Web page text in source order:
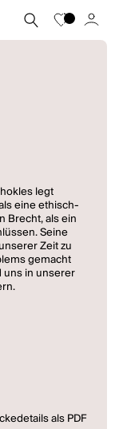
legt
eine ethisch-
Brecht, als ein
Seine
Zeit zu
gemacht
uns in unserer
als PDF